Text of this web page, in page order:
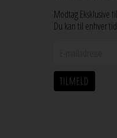
Modtag Eksklusive
Du kan til enhver